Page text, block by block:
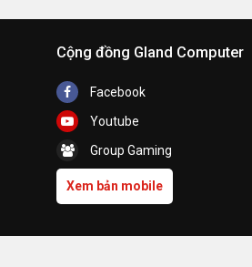
Cộng đồng Gland Computer
Facebook
Youtube
Group Gaming
Xem bản mobile